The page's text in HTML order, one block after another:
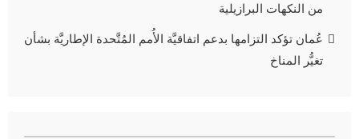
من النكهات البرازيلية
عُمان تؤكد التزامها بدعم اتفاقيَّة الأُمم المُتَّحدة الإطاريَّة بشأن
تغيُّر المناخ